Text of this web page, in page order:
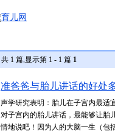
共 1 篇,显示第 1 - 1 篇 1
准爸爸与胎儿讲话的好处
声学研究表明：胎儿在子宫内最适
对子宫内的胎儿讲话，最能够让胎
情地说吧！因为人的大脑一生（包